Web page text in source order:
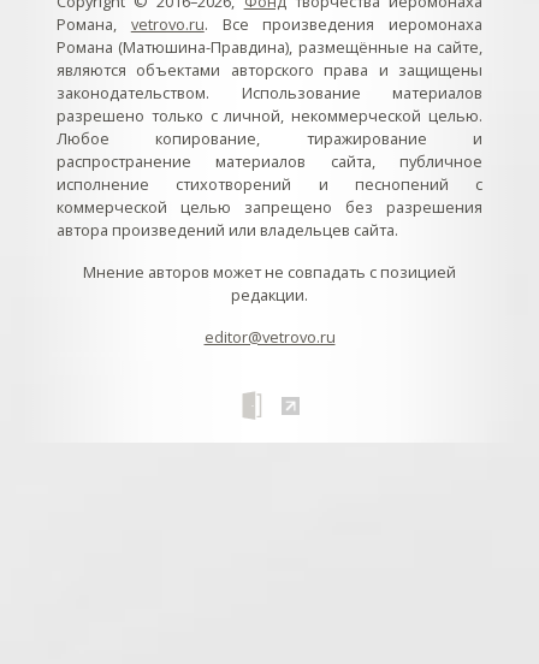
Романа, vetrovo.ru. Все произведения иеромонаха
Романа (Матюшина-Правдина), размещённые на сайте,
являются объектами авторского права и защищены
законодательством. Использование материалов
разрешено только с личной, некоммерческой целью.
Любое копирование, тиражирование и
распространение материалов сайта, публичное
исполнение стихотворений и песнопений с
коммерческой целью запрещено без разрешения
автора произведений или владельцев сайта.
Мнение авторов может не совпадать с позицией
редакции.
editor@vetrovo.ru